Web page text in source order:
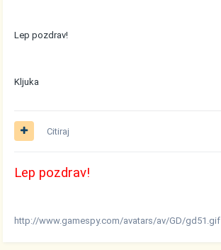
Lep pozdrav!
Kljuka
Citiraj
Lep pozdrav!
http://www.gamespy.com/avatars/av/GD/gd51.gif